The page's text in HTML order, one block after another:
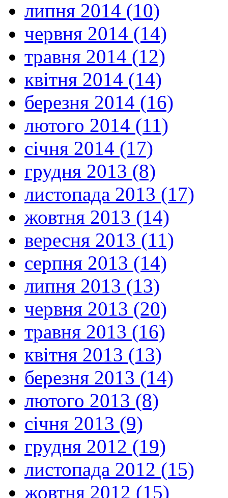
липня 2014 (10)
червня 2014 (14)
травня 2014 (12)
квітня 2014 (14)
березня 2014 (16)
лютого 2014 (11)
січня 2014 (17)
грудня 2013 (8)
листопада 2013 (17)
жовтня 2013 (14)
вересня 2013 (11)
серпня 2013 (14)
липня 2013 (13)
червня 2013 (20)
травня 2013 (16)
квітня 2013 (13)
березня 2013 (14)
лютого 2013 (8)
січня 2013 (9)
грудня 2012 (19)
листопада 2012 (15)
жовтня 2012 (15)